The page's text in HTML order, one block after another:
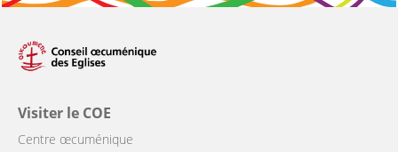
Visiter le COE
Centre œcuménique